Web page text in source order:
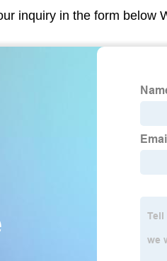
inquiry in the form below